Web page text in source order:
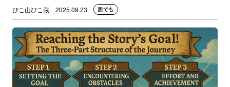
ぴこ山ぴこ蔵 2025.09.23 誰でも